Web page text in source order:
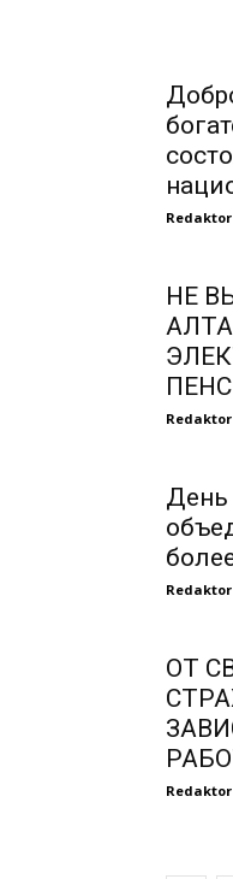
Redaktor
НЕ
Redaktor
День
Redaktor
ОТ
Redaktor